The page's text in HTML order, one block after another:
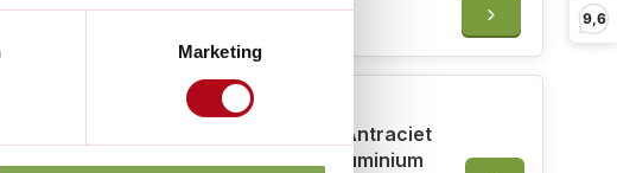
Marketing
9,6
Geka Wandslanghouder - Antraciet
- Voorgeboorde gaten - Aluminium